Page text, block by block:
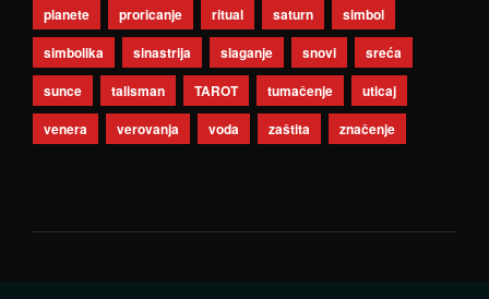
planete
proricanje ritual saturn
simbol
simbolika
sinastrija slaganje snovi
sreća
sunce
talisman TAROT tumačenje
uticaj
venera
verovanja voda zaštita značenje